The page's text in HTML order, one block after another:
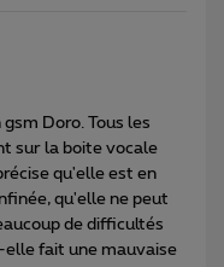
Doro. Tous les
sur la boite vocale
qu'elle est en
qu'elle ne peut
de difficultés
fait une mauvaise